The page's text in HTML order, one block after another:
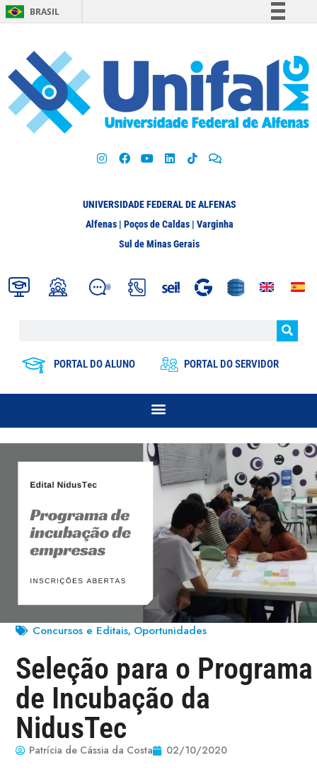
BRASIL
Participe
Acesso à informação
Legislação
UNIVERSIDADE FEDERAL DE ALFENAS
Alfenas | Poços de Caldas | Varginha
Sul de Minas Gerais
PORTAL DO ALUNO PORTAL DO SERVIDOR
Concursos e Editais, Oportunidades
Seleção para o Programa
de Incubação da
NidusTec
Patrícia de Cássia da Costa 02/10/2020